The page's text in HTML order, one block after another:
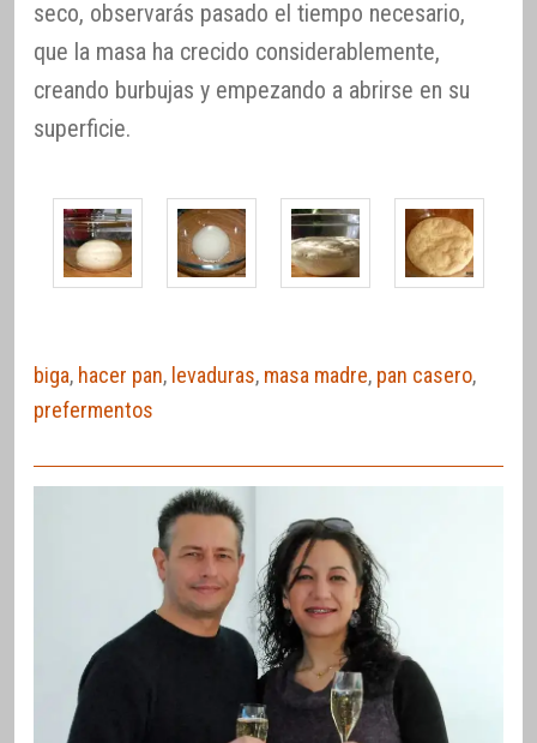
seco, observarás pasado el tiempo necesario,
que la masa ha crecido considerablemente,
creando burbujas y empezando a abrirse en su
superficie.
biga, hacer pan, levaduras, masa madre, pan casero,
prefermentos